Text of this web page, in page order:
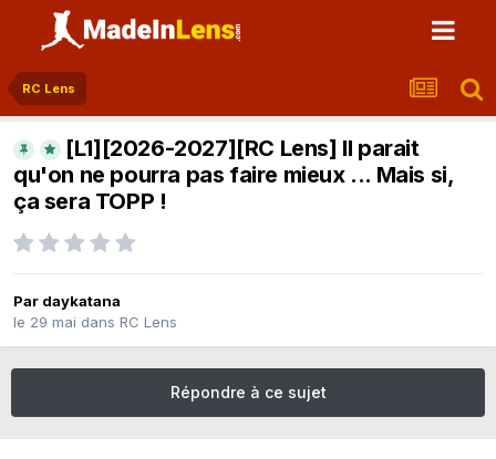
RC Lens
[L1][2026-2027][RC Lens] Il parait
qu'on ne pourra pas faire mieux ... Mais si,
ça sera TOPP !
Par daykatana
le 29 mai dans RC Lens
Répondre à ce sujet